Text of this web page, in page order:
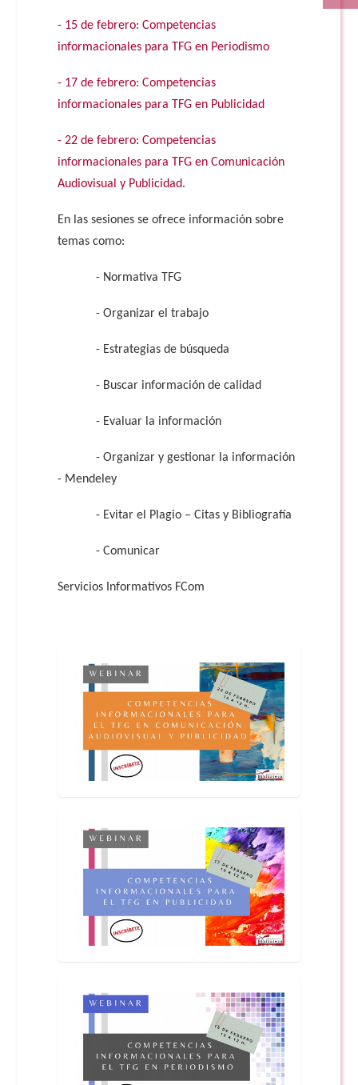
- 15 de febrero: Competencias
informacionales para TFG en Periodismo
- 17 de febrero: Competencias
informacionales para TFG en Publicidad
- 22 de febrero: Competencias
informacionales para TFG en Comunicación
Audiovisual y Publicidad.
En las sesiones se ofrece información sobre
temas como:
- Normativa TFG
- Organizar el trabajo
- Estrategias de búsqueda
- Buscar información de calidad
- Evaluar la información
- Organizar y gestionar la información
- Mendeley
- Evitar el Plagio – Citas y Bibliografía
- Comunicar
Servicios Informativos FCom